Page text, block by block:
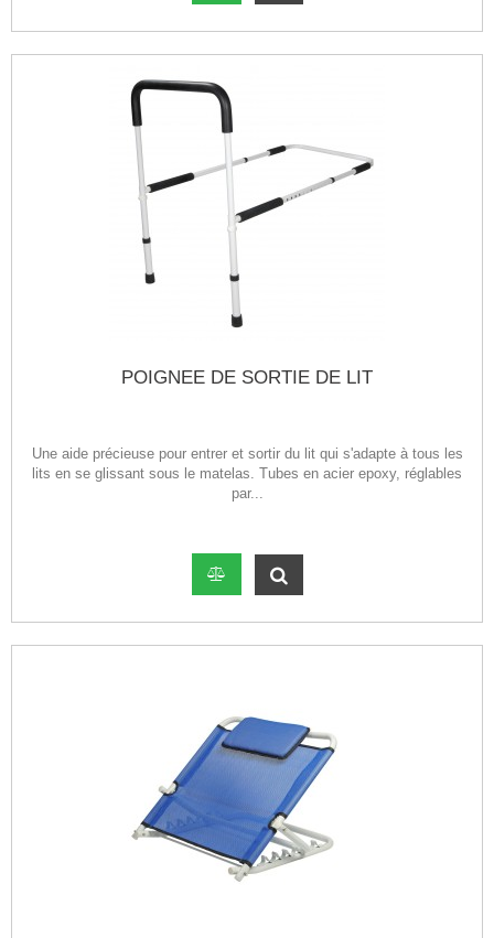
POIGNEE DE SORTIE DE LIT
Une aide précieuse pour entrer et sortir du lit qui s'adapte à tous les
lits en se glissant sous le matelas. Tubes en acier epoxy, réglables
par...